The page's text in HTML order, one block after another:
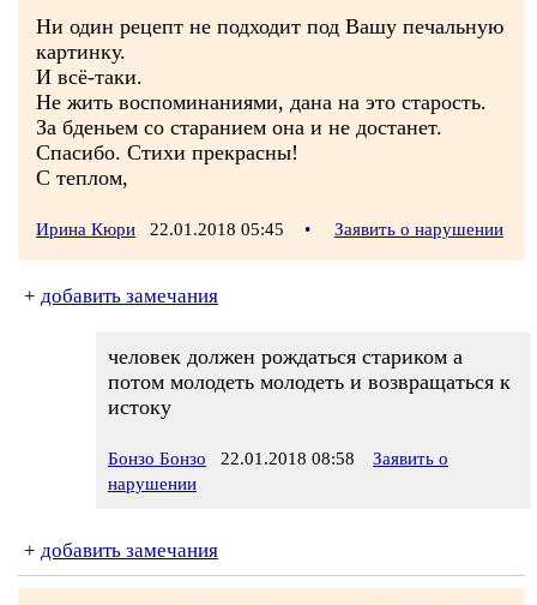
Ни один рецепт не подходит под Вашу печальную
картинку.
И всё-таки.
Не жить воспоминаниями, дана на это старость.
За бденьем со старанием она и не достанет.
Спасибо. Стихи прекрасны!
С теплом,
Ирина Кюри 22.01.2018 05:45 • Заявить о нарушении
+ добавить замечания
человек должен рождаться стариком а
потом молодеть молодеть и возвращаться к
истоку
Бонзо Бонзо 22.01.2018 08:58
Заявить о
нарушении
+ добавить замечания